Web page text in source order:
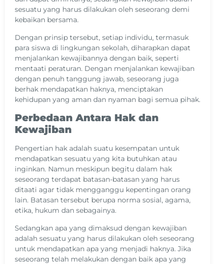
sesuatu yang harus dilakukan oleh seseorang demi
kebaikan bersama.
Dengan prinsip tersebut, setiap individu, termasuk
para siswa di lingkungan sekolah, diharapkan dapat
menjalankan kewajibannya dengan baik, seperti
mentaati peraturan. Dengan menjalankan kewajiban
dengan penuh tanggung jawab, seseorang juga
berhak mendapatkan haknya, menciptakan
kehidupan yang aman dan nyaman bagi semua pihak.
Perbedaan Antara Hak dan
Kewajiban
Pengertian hak adalah suatu kesempatan untuk
mendapatkan sesuatu yang kita butuhkan atau
inginkan. Namun meskipun begitu dalam hak
seseorang terdapat batasan-batasan yang harus
ditaati agar tidak mengganggu kepentingan orang
lain. Batasan tersebut berupa norma sosial, agama,
etika, hukum dan sebagainya.
Sedangkan apa yang dimaksud dengan kewajiban
adalah sesuatu yang harus dilakukan oleh seseorang
untuk mendapatkan apa yang menjadi haknya. Jika
seseorang telah melakukan dengan baik apa yang